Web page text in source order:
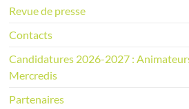
Revue de presse
Contacts
Candidatures 2026-2027 :
Mercredis
Partenaires